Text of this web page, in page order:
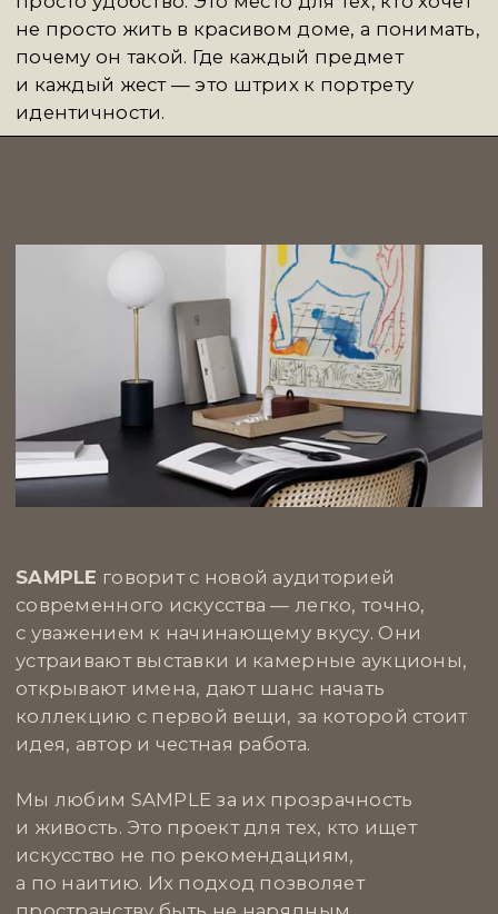
каждый объект — продуманное
высказывание. Работы легко «встраиваются»
в частное пространство, не теряя при этом
силы — они не перегружают интерьер,
а создают в нём акцент, настроенность,
направление. Это искусство, с которым
ВЛАДИМИР ГЛЫНИН
— фотограф
и художник, чьи работы исследуют грани
документом и метафорой. Его фотографии
наполнены глубокой атмосферой и тонкой
игрой света и тени, создавая визуальные
истории, которые остаются в памяти надолго.
Особое значение в творчестве Глынина имеет
способность видеть повседневное под
новым углом, превращая привычное
в необычное и заставляя зрителя задуматься
о скрытых смыслах. Его работы становятся
настроение и открыть новые горизонты
восприятия.